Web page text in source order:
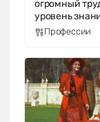
огромный
уровень
Профессии